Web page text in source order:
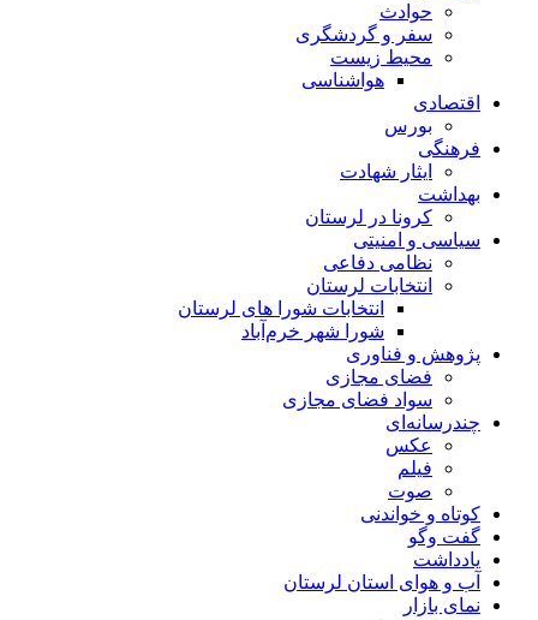
حوادث
سفر و گردشگری
محیط زیست
هواشناسی
اقتصادی
بورس
فرهنگی
ایثار شهادت
بهداشت
کرونا در لرستان
سیاسی و امنیتی
نظامی دفاعی
انتخابات لرستان
انتخابات شورا های لرستان
شورا شهر خرم‌آباد
پژوهش و فناوری
فضای مجازی
سواد فضای مجازی
چندرسانه‌ای
عكس
فیلم
صوت
کوتاه و خواندنی
گفت وگو
یادداشت
آب و هوای استان لرستان
نمای بازار